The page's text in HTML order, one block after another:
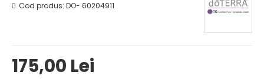
175,00 Lei
Cod produs: DO- 60204911